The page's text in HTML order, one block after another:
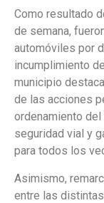
Como resultado
de semana,
automóviles por
incumplimiento
municipio
de las acciones
ordenamiento
seguridad vial y
para todos los
Asimismo,
entre las